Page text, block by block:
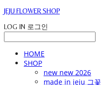
JEJU FLOWER SHOP
LOG IN 로그인
HOME
SHOP
new new 2026
made in jeju 그꽃